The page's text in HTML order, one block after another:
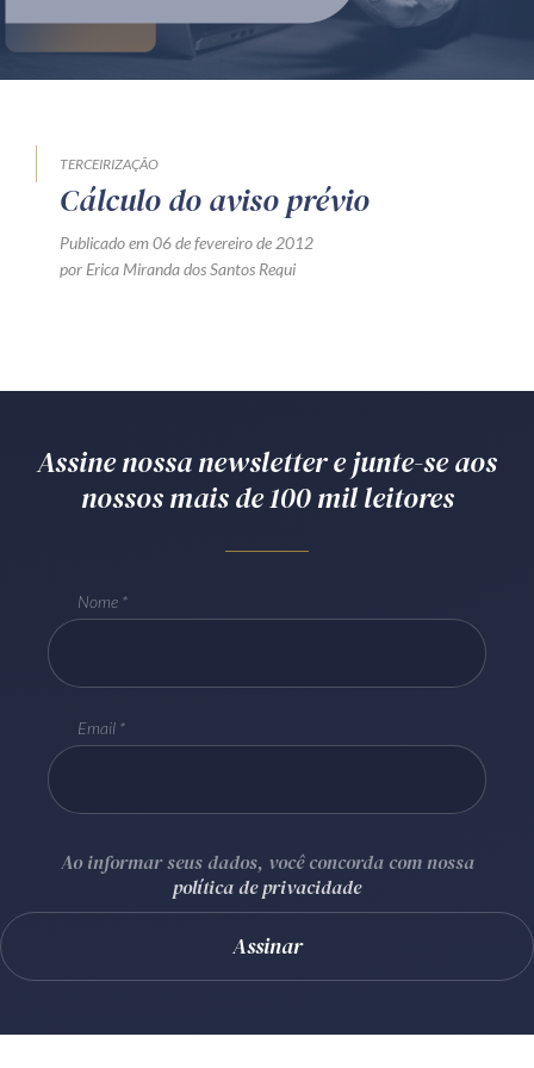
Produtos e serviços
Mentoria Zênite
Eventos presenciais
Diferenciais
Batel Curitiba/PR CEP80240-000
Telefone (41) 2109-8666
TERCEIRIZAÇÃO
Cálculo do aviso prévio
Publicado em 06 de fevereiro de 2012
por Erica Miranda dos Santos Requi
Assine nossa newsletter e junte-se aos
nossos mais de 100 mil leitores
Nome
Email
Ao informar seus dados, você concorda com nossa
política de privacidade